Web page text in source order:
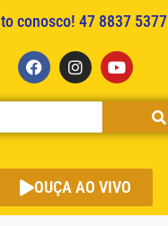
conosco! 47 8837 5377
OUÇA AO VIVO